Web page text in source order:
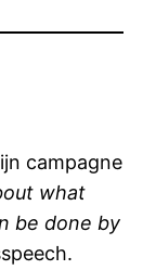
campagne
what
be done by